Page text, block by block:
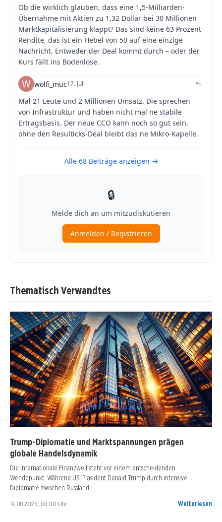
Thematisch Verwandtes
Trump-Diplomatie und Marktspannungen prägen
globale Handelsdynamik
Die internationale Finanzwelt steht vor einem entscheidenden
Wendepunkt. Während US-Präsident Donald Trump durch intensive
Diplomatie zwischen Russland…
19.08.2025, 08:00 Uhr Weiterlesen